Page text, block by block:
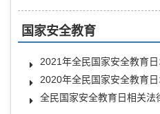
国家安全教育
2021年全民国家安全教育日
2020年全民国家安全教育日
全民国家安全教育日相关法